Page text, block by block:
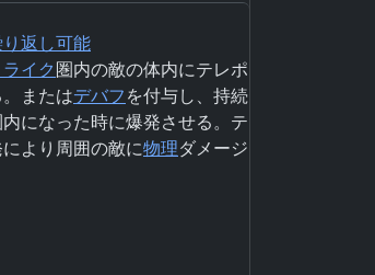
返し可能
イク圏内の敵の体内にテレポ
またはデバフを付与し、持続
内になった時に爆発させる。テ
より周囲の敵に物理ダメージ